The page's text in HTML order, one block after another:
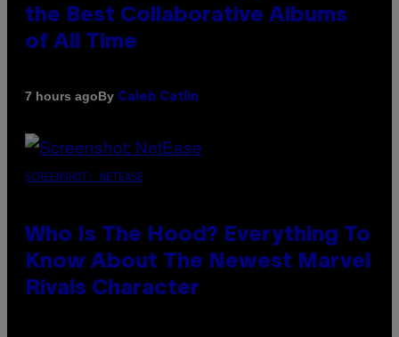
the Best Collaborative Albums
of All Time
7 hours agoBy Caleb Catlin
SCREENSHOT: NETEASE
Who Is The Hood? Everything To
Know About The Newest Marvel
Rivals Character